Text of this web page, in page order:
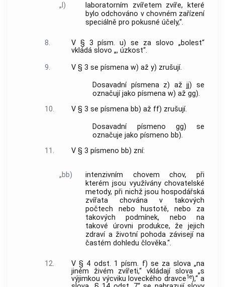
„l)
laboratorním zvířetem zvíře, které
bylo odchováno v chovném zařízení
speciálně pro pokusné účely,“.
8.
V § 3 písm. u) se za slovo „bolest“
vkládá slovo „, úzkost“.
9.
V § 3 se písmena w) až y) zrušují.
Dosavadní písmena z) až jj) se
označují jako písmena w) až gg).
10.
V § 3 se písmena bb) až ff) zrušují.
Dosavadní písmeno gg) se
označuje jako písmeno bb).
11.
V § 3 písmeno bb) zní:
„bb)
intenzivním chovem chov, při
kterém jsou využívány chovatelské
metody, při nichž jsou hospodářská
zvířata chována v takových
počtech nebo hustotě, nebo za
takových podmínek, nebo na
takové úrovni produkce, že jejich
zdraví a životní pohoda závisejí na
častém dohledu člověka.“.
12.
V § 4 odst. 1 písm. f) se za slova „na
jiném živém zvířeti,“ vkládají slova „s
výjimkou výcviku loveckého dravce1e),“ a